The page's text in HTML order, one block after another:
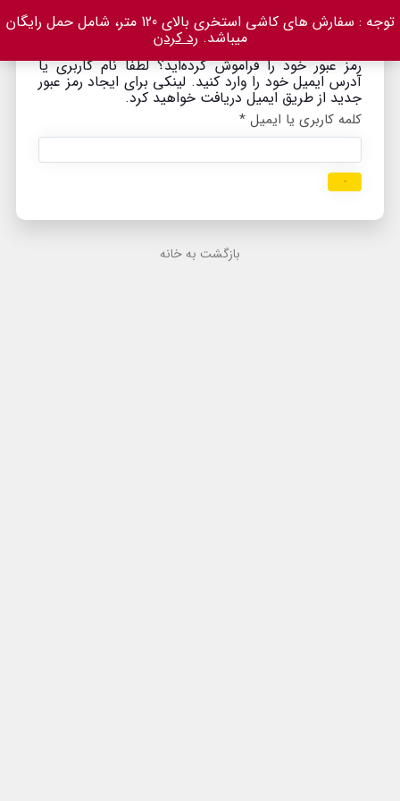
توجه : سفارش های کاشی استخری بالای 120 متر، شامل حمل رایگان
میباشد.رد کردن
رمز عبور خود را فراموش کرده‌اید؟ لطفاً نام کاربری یا
آدرس ایمیل خود را وارد کنید. لینکی برای ایجاد رمز عبور
جدید از طریق ایمیل دریافت خواهید کرد.
کلمه کاربری یا ایمیل *
بازگشت به خانه